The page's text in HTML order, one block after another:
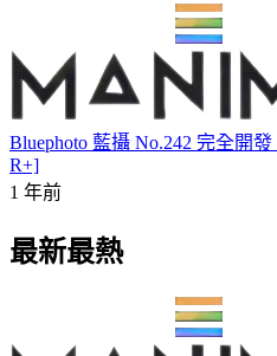
Bluephoto 藍攝 No.242 完全開
R+]
1 年前
最新最熱